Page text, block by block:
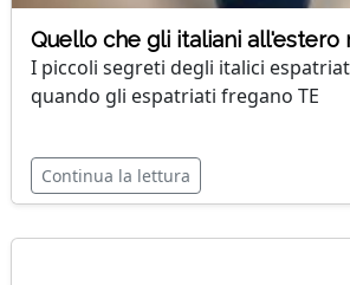
Quello che gli italiani all'estero
I piccoli segreti degli italici
quando gli espatriati fregano TE
Continua la lettura